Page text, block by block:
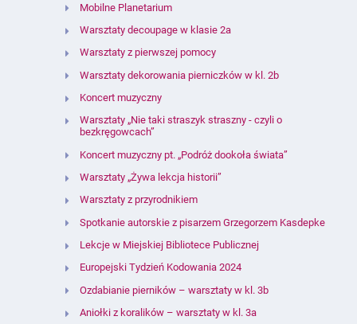
Mobilne Planetarium
Warsztaty decoupage w klasie 2a
Warsztaty z pierwszej pomocy
Warsztaty dekorowania pierniczków w kl. 2b
Koncert muzyczny
Warsztaty „Nie taki straszyk straszny - czyli o
bezkręgowcach”
Koncert muzyczny pt. „Podróż dookoła świata”
Warsztaty „Żywa lekcja historii”
Warsztaty z przyrodnikiem
Spotkanie autorskie z pisarzem Grzegorzem Kasdepke
Lekcje w Miejskiej Bibliotece Publicznej
Europejski Tydzień Kodowania 2024
Ozdabianie pierników – warsztaty w kl. 3b
Aniołki z koralików – warsztaty w kl. 3a